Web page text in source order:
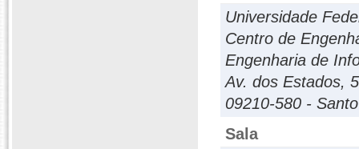
Universidade
Centro de
Engenharia de
Av. dos Estados,
09210-580 -
Sala